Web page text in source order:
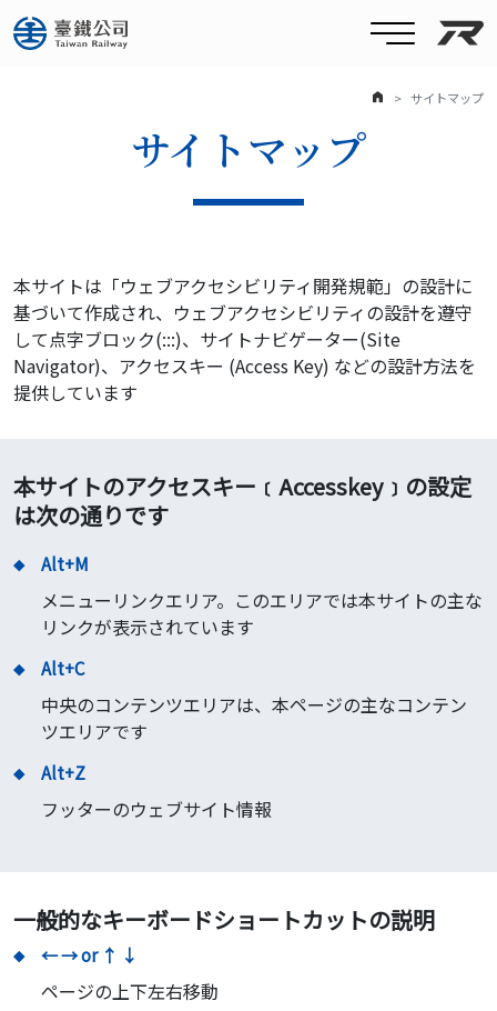
台
トップサイトマップ
サイトマップ
本サイトは「ウェブアクセシビリティ開発規範」の設計に
基づいて作成され、ウェブアクセシビリティの設計を遵守
して点字ブロック(:::)、サイトナビゲーター(Site
Navigator)、アクセスキー (Access Key) などの設計方法を
提供しています
本サイトのアクセスキー﹝Accesskey﹞の設定
は次の通りです
Alt+M
メニューリンクエリア。このエリアでは本サイトの主な
リンクが表示されています
Alt+C
中央のコンテンツエリアは、本ページの主なコンテン
ツエリアです
Alt+Z
フッターのウェブサイト情報
一般的なキーボードショートカットの説明
← → or ↑ ↓
ページの上下左右移動